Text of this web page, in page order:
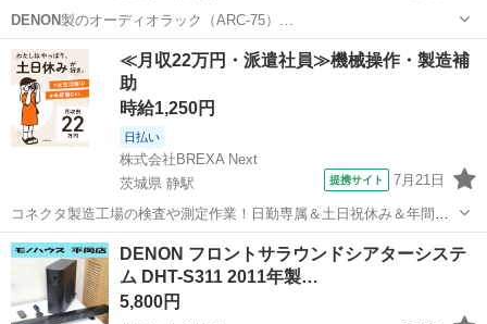
DENON製のオーディオラック（ARC-75）…
愛知 名古屋市 鳴子北駅 収納家具 DENON
≪月収22万円・派遣社員≫機械操作・製造補
助
時給1,250円
日払い
株式会社BREXA Next
茨城県 静駅
提携サイト 7月21日
コネクタ製造工場の検査や測定作業！日勤専属＆土日祝休み＆年間休
日128日★クリーンルーム内作業★マイカー通勤OK＆無料駐車場あり
★就業先食堂利用可！日払い制度あり！《茨城県常陸大宮市》 人気の
工場のお仕事 ◇コネクタ製造工...
茨城 常陸大宮市 その他
DENON フロントサラウンドシアターシステ
ム DHT-S311 2011年製…
5,800円